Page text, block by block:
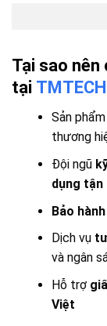
Tại sao nên
tại TMTECH
Sản phẩm
thương
Đội ngũ
dụng tận
Bảo
Dịch vụ
và ngân
Hỗ trợ
Việt